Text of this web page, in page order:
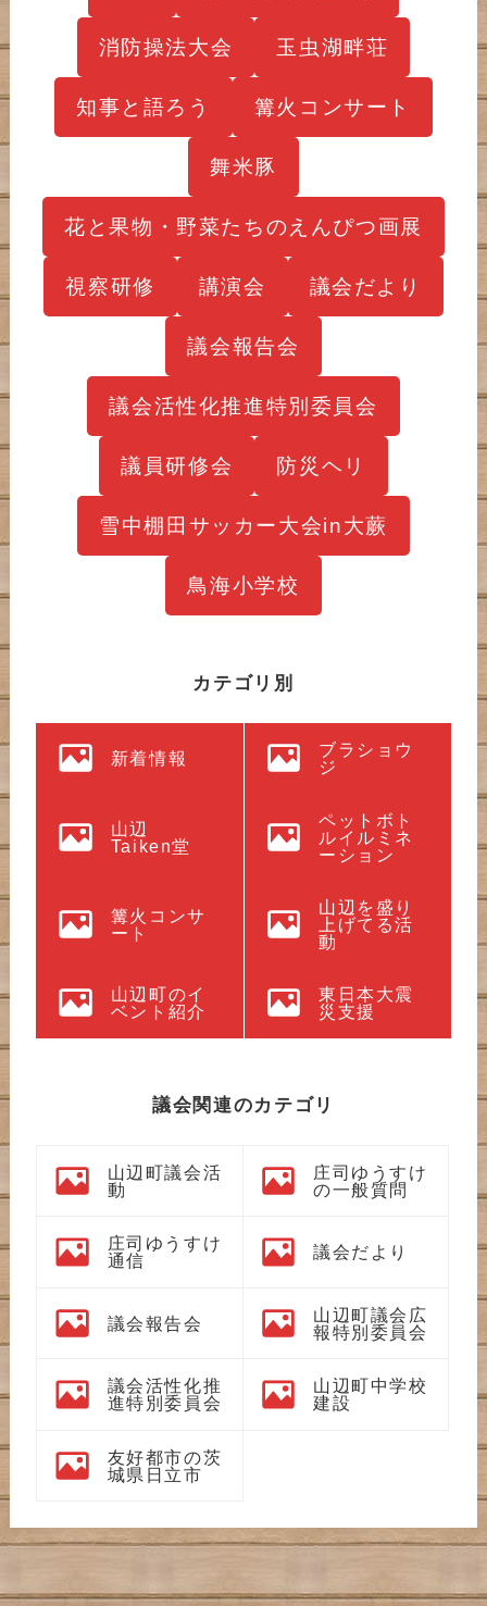
消防操法大会 玉虫湖畔荘
知事と語ろう 篝火コンサート
舞米豚
花と果物・野菜たちのえんぴつ画展
視察研修 講演会 議会だより
議会報告会
議会活性化推進特別委員会
議員研修会 防災ヘリ
雪中棚田サッカー大会in大蕨
鳥海小学校
カテゴリ別
新着情報
ブラショウ
ジ
山辺
Taiken堂
ペットボト
ルイルミネ
ーション
篝火コンサ
ート
山辺を盛り
上げてる活
動
山辺町のイ
ベント紹介
東日本大震
災支援
議会関連のカテゴリ
山辺町議会活
動
庄司ゆうすけ
の一般質問
庄司ゆうすけ
通信
議会だより
議会報告会
山辺町議会広
報特別委員会
議会活性化推
進特別委員会
山辺町中学校
建設
友好都市の茨
城県日立市